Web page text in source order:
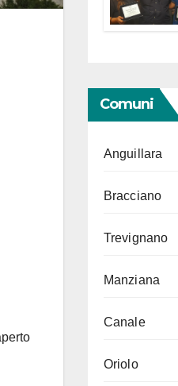
Comuni
Anguillara
Bracciano
Trevignano
Manziana
Canale
Oriolo